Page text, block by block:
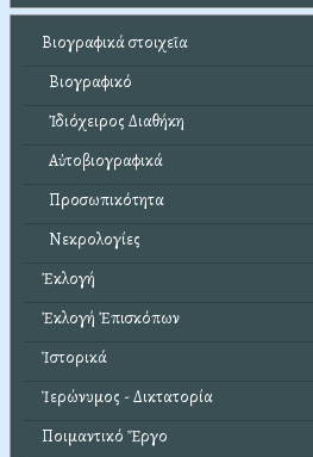
Βιογραφικά στοιχεῖα
Βιογραφικό
Ἰδιόχειρος Διαθήκη
Αὐτοβιογραφικά
Προσωπικότητα
Νεκρολογίες
Ἐκλογή
Ἐκλογή Ἐπισκόπων
Ἱστορικά
Ἱερώνυμος - Δικτατορία
Ποιμαντικό Ἔργο